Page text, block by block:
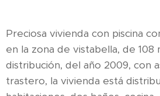
Preciosa vivienda con piscina
en la zona de vistabella, de 108
distribución, del año 2009, con
trastero, la vivienda está